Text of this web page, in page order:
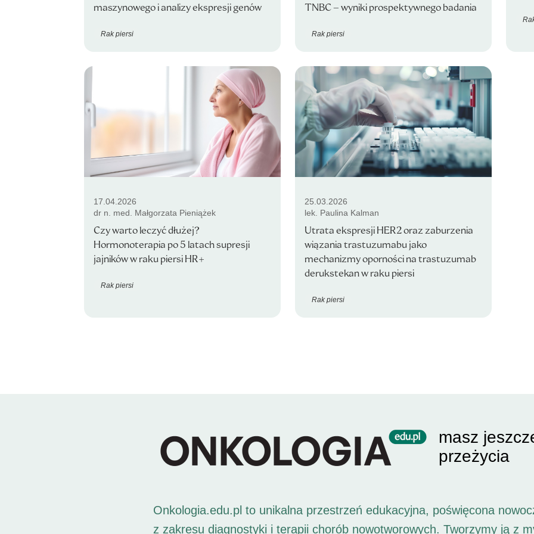
maszynowego i analizy ekspresji genów
Rak piersi
TNBC – wyniki prospektywnego badania
Rak piersi
17.04.2026
dr n. med. Małgorzata Pieniążek
Czy warto leczyć dłużej?
Hormonoterapia po 5 latach supresji
jajników w raku piersi HR+
Rak piersi
25.03.2026
lek. Paulina Kalman
Utrata ekspresji HER2 oraz zaburzenia
wiązania trastuzumabu jako
mechanizmy oporności na trastuzumab
derukstekan w raku piersi
Rak piersi
masz
przeżycia
Onkologia.edu.pl to unikalna przestrzeń edukacyjna, poświęcona
z zakresu diagnostyki i terapii chorób nowotworowych. Tworzymy ją z